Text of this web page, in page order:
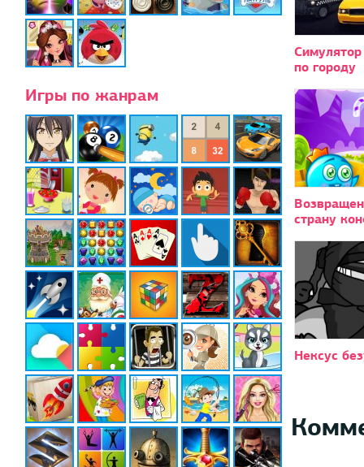
Игры по жанрам
по городу
страну
Нексус